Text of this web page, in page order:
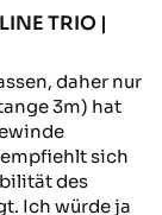
TRIO |
daher nur
3m) hat
sich
des
Ich würde ja